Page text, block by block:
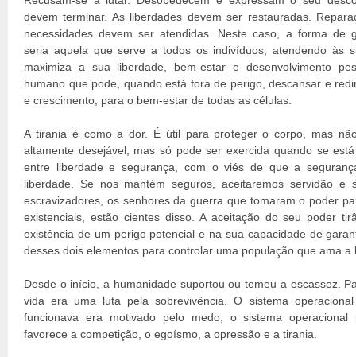
devem terminar. As liberdades devem ser restauradas.
necessidades devem ser atendidas. Neste caso, a forma de
seria aquela que serve a todos os indivíduos, atendendo às
maximiza a sua liberdade, bem-estar e desenvolvimento
humano que pode, quando está fora de perigo, descansar e
e crescimento, para o bem-estar de todas as células.
A tirania é como a dor. É útil para proteger o corpo, mas
altamente desejável, mas só pode ser exercida quando se
entre liberdade e segurança, com o viés de que a
liberdade. Se nos mantém seguros, aceitaremos servidão e
escravizadores, os senhores da guerra que tomaram o poder
existenciais, estão cientes disso. A aceitação do seu poder
existência de um perigo potencial e na sua capacidade de
desses dois elementos para controlar uma população que ama a
Desde o início, a humanidade suportou ou temeu a escassez.
vida era uma luta pela sobrevivência. O sistema
funcionava era motivado pelo medo, o sistema operacional
favorece a competição, o egoísmo, a opressão e a tirania.